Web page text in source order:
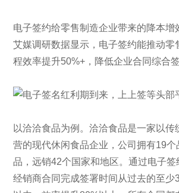
电子签约给零售制造企业带来的降本增
艾媒调研数据显示，电子签约能推动零
程效率提升50%+，降低企业合同综合
以洽洽食品为例。洽洽食品是一家以传
营的现代休闲食品企业，公司拥有19
品，远销42个国家和地区。通过电子签
经销商合同完成签署时间从过去的至少